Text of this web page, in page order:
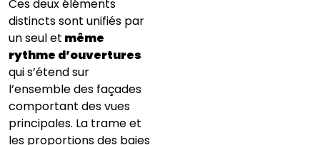
Ces deux éléments
distincts sont unifiés par
un seul et même
rythme d’ouvertures
qui s’étend sur
l’ensemble des façades
comportant des vues
principales. La trame et
les proportions des baies